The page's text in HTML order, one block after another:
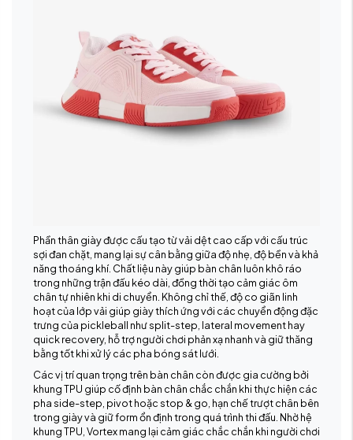
Phần thân giày được cấu tạo từ vải dệt cao cấp với cấu trúc
sợi đan chặt, mang lại sự cân bằng giữa độ nhẹ, độ bền và khả
năng thoáng khí. Chất liệu này giúp bàn chân luôn khô ráo
trong những trận đấu kéo dài, đồng thời tạo cảm giác ôm
chân tự nhiên khi di chuyển. Không chỉ thế, độ co giãn linh
hoạt của lớp vải giúp giày thích ứng với các chuyển động đặc
trưng của pickleball như split-step, lateral movement hay
quick recovery, hỗ trợ người chơi phản xạ nhanh và giữ thăng
bằng tốt khi xử lý các pha bóng sát lưới.
Các vị trí quan trọng trên bàn chân còn được gia cường bởi
khung TPU giúp cố định bàn chân chắc chắn khi thực hiện các
pha side-step, pivot hoặc stop & go, hạn chế trượt chân bên
trong giày và giữ form ổn định trong quá trình thi đấu. Nhờ hệ
khung TPU, Vortex mang lại cảm giác chắc chắn khi người chơi